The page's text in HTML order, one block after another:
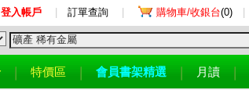
登入帳戶 訂單查詢 購物車/收銀台(0)
特價區 會員書架精選 月讀